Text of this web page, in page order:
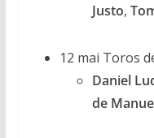
Justo,
12 mai Toros
Daniel
de